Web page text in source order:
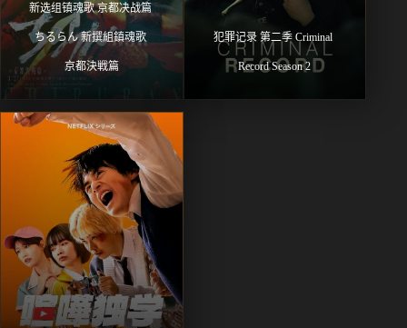
新选组镇魂歌 京都决战篇
ちるらん 新撰組鎮魂歌
京都決戦篇
犯罪记录 第二季 Criminal
Record Season 2